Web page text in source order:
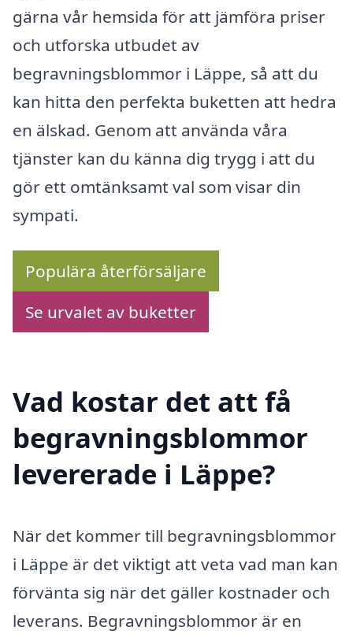
gärna vår hemsida för att jämföra priser
och utforska utbudet av
begravningsblommor i Läppe, så att du
kan hitta den perfekta buketten att hedra
en älskad. Genom att använda våra
tjänster kan du känna dig trygg i att du
gör ett omtänksamt val som visar din
sympati.
Populära återförsäljare
Se urvalet av buketter
Vad kostar det att få
begravningsblommor
levererade i Läppe?
När det kommer till begravningsblommor
i Läppe är det viktigt att veta vad man kan
förvänta sig när det gäller kostnader och
leverans. Begravningsblommor är en